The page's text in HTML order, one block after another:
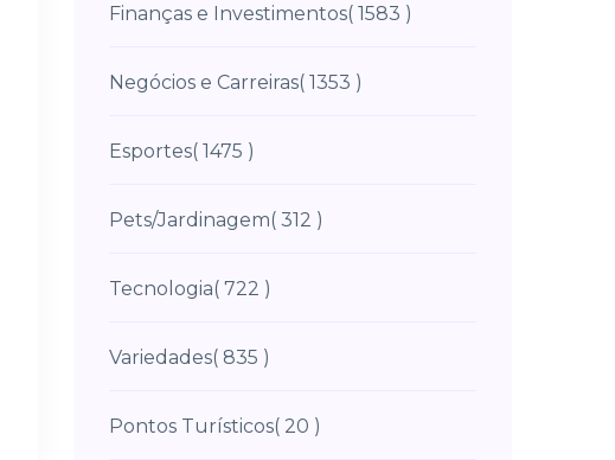
Finanças e Investimentos( 1583 )
Negócios e Carreiras( 1353 )
Esportes( 1475 )
Pets/Jardinagem( 312 )
Tecnologia( 722 )
Variedades( 835 )
Pontos Turísticos( 20 )